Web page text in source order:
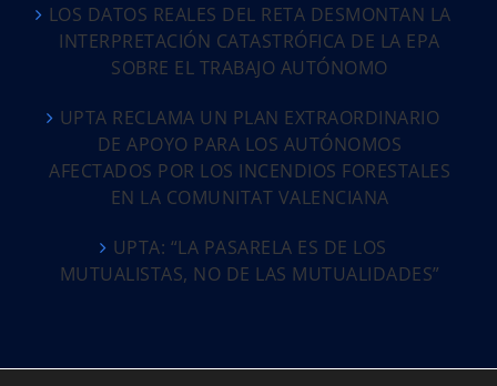
LOS DATOS REALES DEL RETA DESMONTAN LA
INTERPRETACIÓN CATASTRÓFICA DE LA EPA
SOBRE EL TRABAJO AUTÓNOMO
UPTA RECLAMA UN PLAN EXTRAORDINARIO
DE APOYO PARA LOS AUTÓNOMOS
AFECTADOS POR LOS INCENDIOS FORESTALES
EN LA COMUNITAT VALENCIANA
UPTA: “LA PASARELA ES DE LOS
MUTUALISTAS, NO DE LAS MUTUALIDADES”